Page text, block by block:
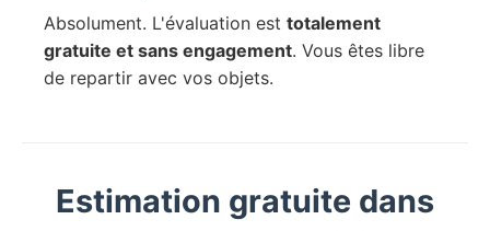
Absolument. L'évaluation est totalement
gratuite et sans engagement. Vous êtes libre
de repartir avec vos objets.
Estimation gratuite dans